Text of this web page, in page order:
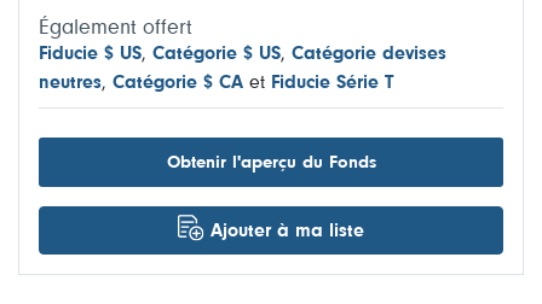
Également offert
Fiducie $ US, Catégorie $ US, Catégorie devises
neutres, Catégorie $ CA et Fiducie Série T
Obtenir l'aperçu du Fonds
Ajouter à ma liste